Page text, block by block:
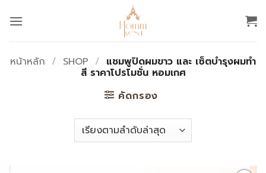
หน้าหลัก / SHOP / แชมพูปิดผมขาว และ เซ็ตบำรุงผมทำ
สี ราคาโปรโมชั่น หอมเกศ
คัดกรอง